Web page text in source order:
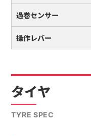
過巻センサー
操作レバー
タイヤ
TYRE SPEC